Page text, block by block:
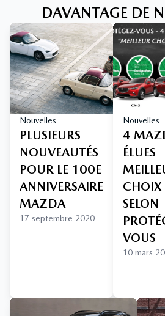
DAVANTAGE DE
Nouvelles
PLUSIEURS
NOUVEAUTÉS
POUR LE 100E
ANNIVERSAIRE
MAZDA
17 septembre 2020
Nouvelles
4
ÉLUES
CHOIX
SELON
VOUS
10 mars